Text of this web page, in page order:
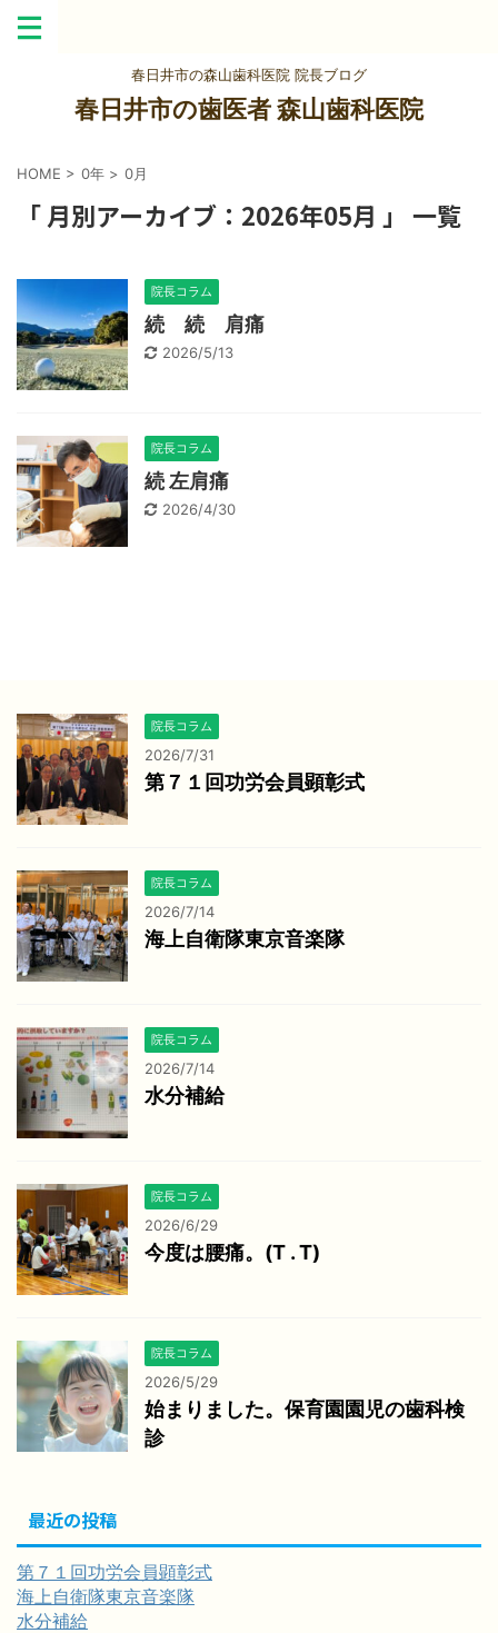
春日井市の森山歯科医院 院長ブログ
春日井市の歯医者 森山歯科医院
HOME > 0年 > 0月
「 月別アーカイブ：2026年05月 」 一覧
院長コラム
続 続 肩痛
2026/5/13
院長コラム
続 左肩痛
2026/4/30
院長コラム
2026/7/31
第７１回功労会員顕彰式
院長コラム
2026/7/14
海上自衛隊東京音楽隊
院長コラム
2026/7/14
水分補給
院長コラム
2026/6/29
今度は腰痛。(T . T)
院長コラム
2026/5/29
始まりました。保育園園児の歯科検
診
最近の投稿
第７１回功労会員顕彰式
海上自衛隊東京音楽隊
水分補給